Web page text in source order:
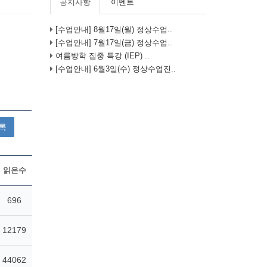
공지사항 이벤트
[수업안내] 8월17일(월) 정상수업..
[수업안내] 7월17일(금) 정상수업..
여름방학 집중 특강 (IEP) ..
[수업안내] 6월3일(수) 정상수업진..